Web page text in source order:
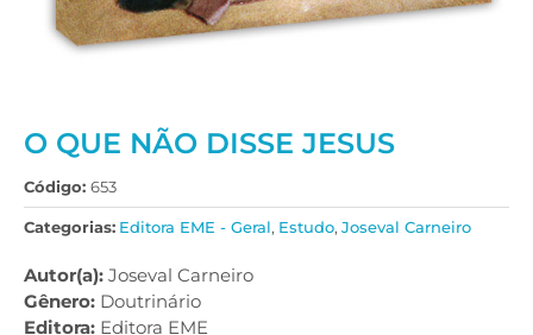
O QUE NÃO DISSE JESUS
Código: 653
Categorias: Editora EME - Geral, Estudo, Joseval Carneiro
Autor(a): Joseval Carneiro
Gênero: Doutrinário
Editora: Editora EME